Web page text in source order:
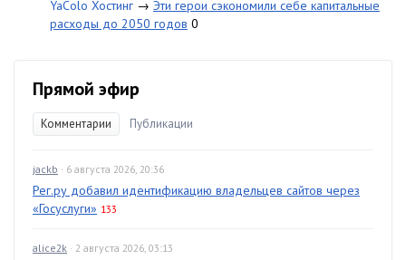
YaColo Хостинг → Эти герои сэкономили себе капитальные
расходы до 2050 годов 0
Прямой эфир
Комментарии Публикации
jackb · 6 августа 2026, 20:36
Рег.ру добавил идентификацию владельцев сайтов через
«Госуслуги» 133
alice2k · 2 августа 2026, 03:13